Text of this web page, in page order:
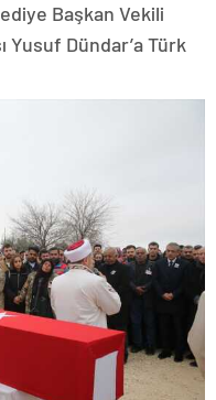
Başkan Vekili
Yusuf Dündar’a Türk